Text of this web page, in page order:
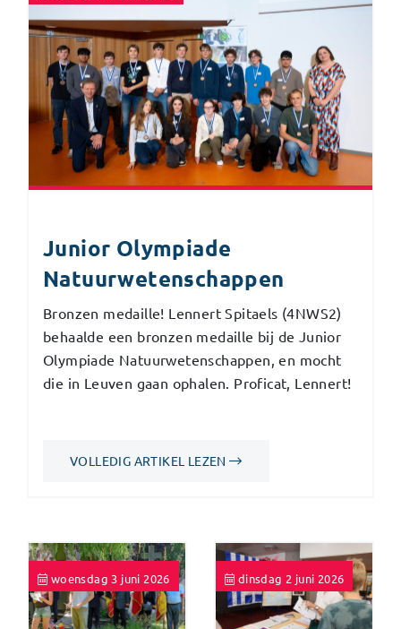
Junior Olympiade
Natuurwetenschappen
Bronzen medaille! Lennert Spitaels (4NWS2)
behaalde een bronzen medaille bij de Junior
Olympiade Natuurwetenschappen, en mocht
die in Leuven gaan ophalen. Proficat, Lennert!
VOLLEDIG ARTIKEL LEZEN
woensdag 3 juni 2026 dinsdag 2 juni 2026